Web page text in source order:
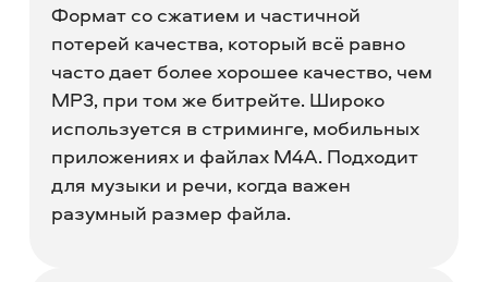
Формат со сжатием и частичной
потерей качества, который всё равно
часто дает более хорошее качество, чем
MP3, при том же битрейте. Широко
используется в стриминге, мобильных
приложениях и файлах M4A. Подходит
для музыки и речи, когда важен
разумный размер файла.